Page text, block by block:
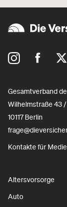
Gesamtverband
Wilhelmstraße 43
10117 Berlin
Kontakte für
Altersvorsorge
Auto